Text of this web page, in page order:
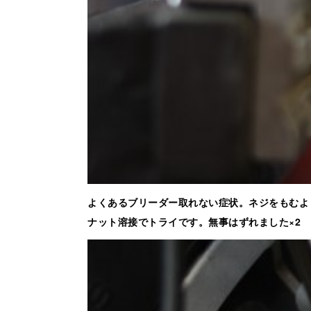
よくあるブリーダー取れない症状。ネジをもむ
ナット溶接でトライです。無事はずれました×2